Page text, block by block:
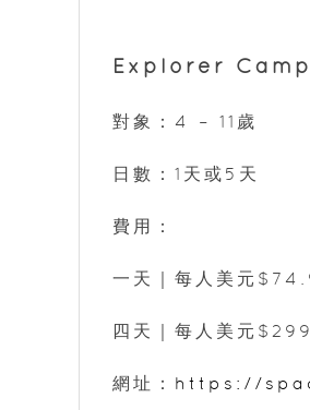
Explorer Camp
對象：4 – 11歲
日數：1天或5天
費用：
一天｜每人美元
四天｜每人美元
網址： https://